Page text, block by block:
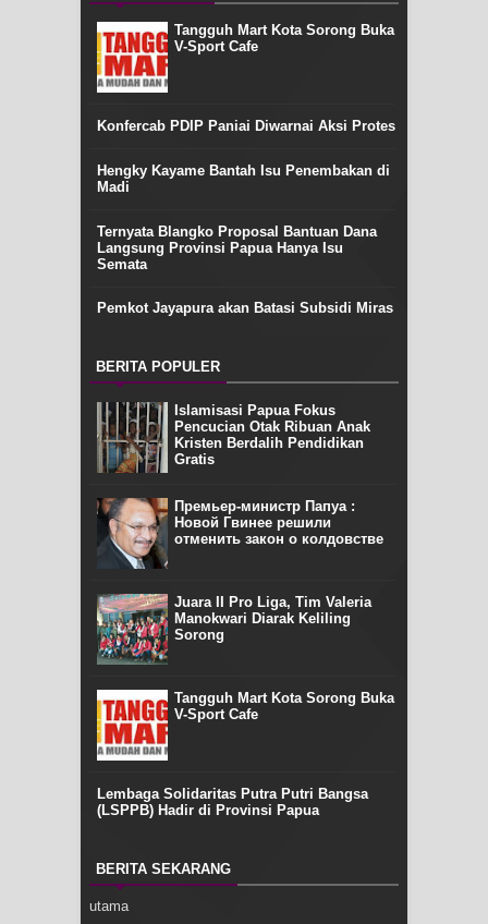
Tangguh Mart Kota Sorong Buka
V-Sport Cafe
Konfercab PDIP Paniai Diwarnai Aksi Protes
Hengky Kayame Bantah Isu Penembakan di
Madi
Ternyata Blangko Proposal Bantuan Dana
Langsung Provinsi Papua Hanya Isu
Semata
Pemkot Jayapura akan Batasi Subsidi Miras
BERITA POPULER
Islamisasi Papua Fokus
Pencucian Otak Ribuan Anak
Kristen Berdalih Pendidikan
Gratis
Премьер-министр Папуа :
Новой Гвинее решили
отменить закон о колдовстве
Juara II Pro Liga, Tim Valeria
Manokwari Diarak Keliling
Sorong
Tangguh Mart Kota Sorong Buka
V-Sport Cafe
Lembaga Solidaritas Putra Putri Bangsa
(LSPPB) Hadir di Provinsi Papua
BERITA SEKARANG
utama